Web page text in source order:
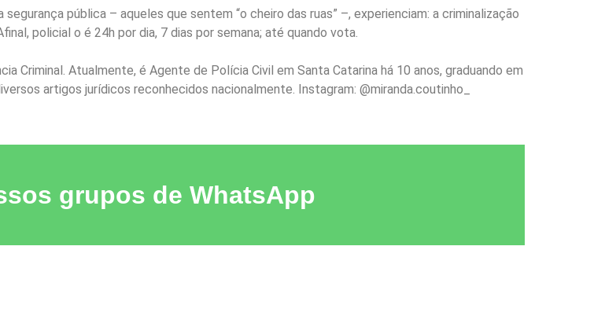
pública – aqueles que sentem “o cheiro das ruas” –, experienciam: a criminalização
policial o é 24h por dia, 7 dias por semana; até quando vota.
Criminal. Atualmente, é Agente de Polícia Civil em Santa Catarina há 10 anos, graduando em
artigos jurídicos reconhecidos nacionalmente. Instagram: @miranda.coutinho_
grupos de WhatsApp